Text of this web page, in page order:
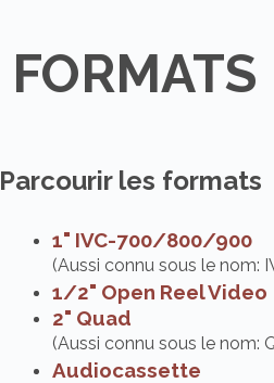
FORMATS
Parcourir les formats
1" IVC-700/800/900
(Aussi connu sous le nom:
1/2" Open Reel Video
2" Quad
(Aussi connu sous le nom:
Audiocassette